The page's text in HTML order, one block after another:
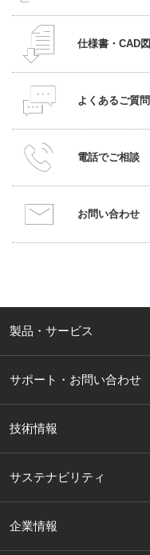
仕様書・CAD図
よくあるご質問
電話でご相談
お問い合わせ
製品・サービス
サポート・お問い合わせ
技術情報
サステナビリティ
企業情報